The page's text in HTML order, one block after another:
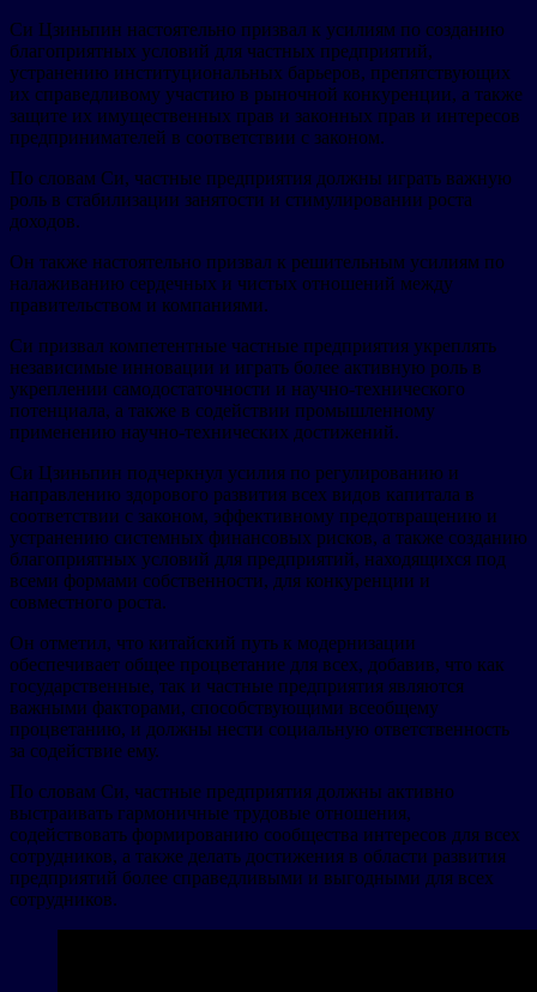
Си Цзиньпин настоятельно призвал к усилиям по созданию
благоприятных условий для частных предприятий,
устранению институциональных барьеров, препятствующих
их справедливому участию в рыночной конкуренции, а также
защите их имущественных прав и законных прав и интересов
предпринимателей в соответствии с законом.
По словам Си, частные предприятия должны играть важную
роль в стабилизации занятости и стимулировании роста
доходов.
Он также настоятельно призвал к решительным усилиям по
налаживанию сердечных и чистых отношений между
правительством и компаниями.
Си призвал компетентные частные предприятия укреплять
независимые инновации и играть более активную роль в
укреплении самодостаточности и научно-технического
потенциала, а также в содействии промышленному
применению научно-технических достижений.
Си Цзиньпин подчеркнул усилия по регулированию и
направлению здорового развития всех видов капитала в
соответствии с законом, эффективному предотвращению и
устранению системных финансовых рисков, а также созданию
благоприятных условий для предприятий, находящихся под
всеми формами собственности, для конкуренции и
совместного роста.
Он отметил, что китайский путь к модернизации
обеспечивает общее процветание для всех, добавив, что как
государственные, так и частные предприятия являются
важными факторами, способствующими всеобщему
процветанию, и должны нести социальную ответственность
за содействие ему.
По словам Си, частные предприятия должны активно
выстраивать гармоничные трудовые отношения,
содействовать формированию сообщества интересов для всех
сотрудников, а также делать достижения в области развития
предприятий более справедливыми и выгодными для всех
сотрудников.